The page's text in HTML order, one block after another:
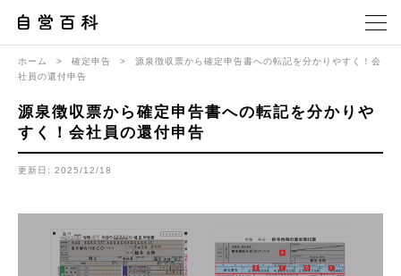
ホーム > 確定申告 >
源泉徴収票から確定申告書への転記を分かりやすく！会
社員の還付申告
源泉徴収票から確定申告書への転記を分かりや
すく！会社員の還付申告
更新日: 2025/12/18